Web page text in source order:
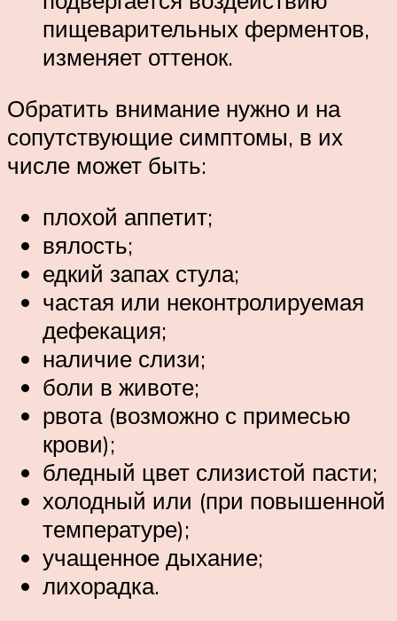
пищеварительных ферментов,
изменяет оттенок.
Обратить внимание нужно и на
сопутствующие симптомы, в их
числе может быть:
плохой аппетит;
вялость;
едкий запах стула;
частая или неконтролируемая
дефекация;
наличие слизи;
боли в животе;
рвота (возможно с примесью
крови);
бледный цвет слизистой пасти;
холодный или (при повышенной
температуре);
учащенное дыхание;
лихорадка.